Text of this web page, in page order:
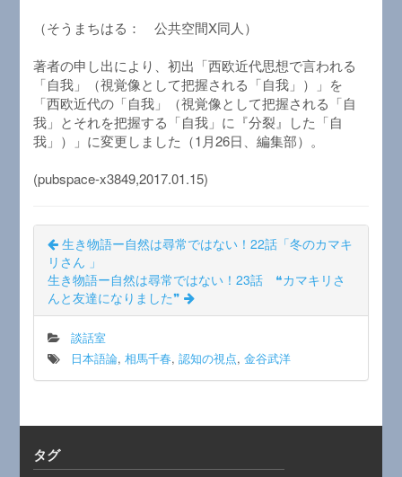
（そうまちはる： 公共空間X同人）
著者の申し出により、初出「西欧近代思想で言われる
「自我」（視覚像として把握される「自我」）」を
「西欧近代の「自我」（視覚像として把握される「自
我」とそれを把握する「自我」に『分裂』した「自
我」）」に変更しました（1月26日、編集部）。
(pubspace-x3849,2017.01.15)
生き物語ー自然は尋常ではない！22話「冬のカマキ
リさん 」
生き物語ー自然は尋常ではない！23話 ❝カマキリさ
んと友達になりました❞
談話室
日本語論,相馬千春,認知の視点,金谷武洋
タグ